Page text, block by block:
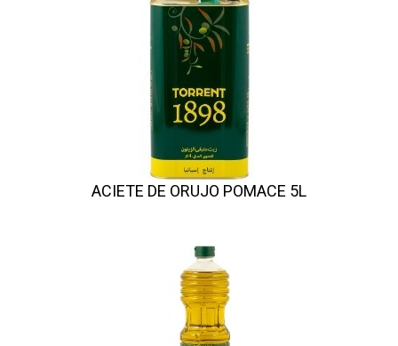
ACIETE DE ORUJO POMACE 5L